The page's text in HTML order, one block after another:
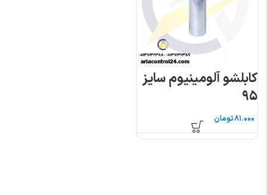
کابلشو آلومینیوم سایز
۹۵
تومان